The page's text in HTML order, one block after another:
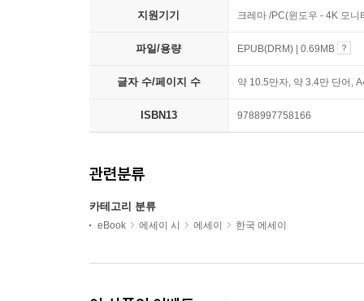
지원기기 크레마 /PC(윈도우 - 4K 모
파일/용량 EPUB(DRM) | 0.69MB
글자 수/페이지 수 약 10.5만자, 약 3.4만 단어,
ISBN13 9788997758166
관련분류
카테고리 분류
eBook 에세이 시 에세이 한국 에세이